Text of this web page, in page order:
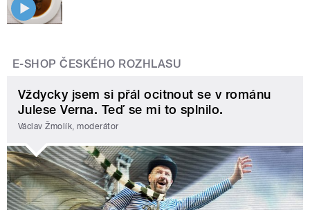
E-SHOP ČESKÉHO ROZHLASU
Vždycky jsem si přál ocitnout se v románu
Julese Verna. Teď se mi to splnilo.
Václav Žmolík, moderátor